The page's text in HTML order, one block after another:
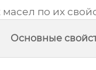
по их
Основные